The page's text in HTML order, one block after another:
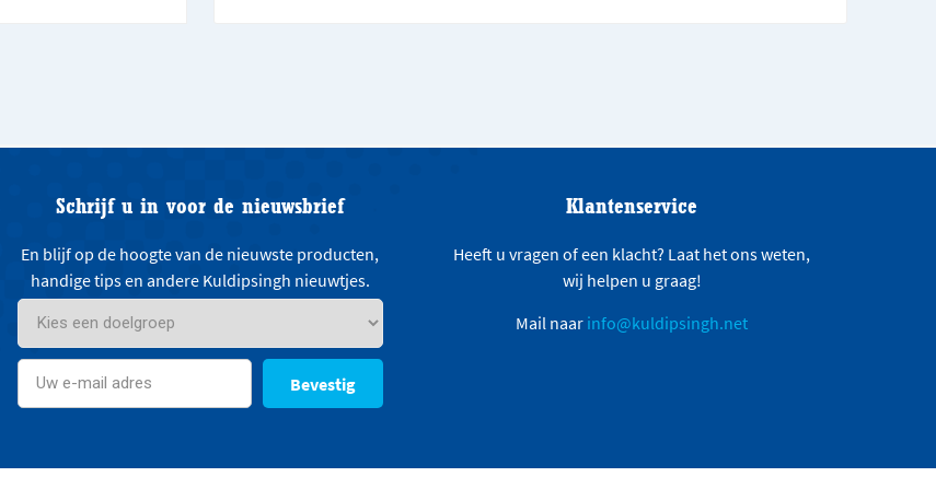
Schrijf u in voor de nieuwsbrief
En blijf op de hoogte van de nieuwste producten,
handige tips en andere Kuldipsingh nieuwtjes.
Bevestig
Klantenservice
Heeft u vragen of een klacht? Laat het ons weten,
wij helpen u graag!
Mail naar info@kuldipsingh.net